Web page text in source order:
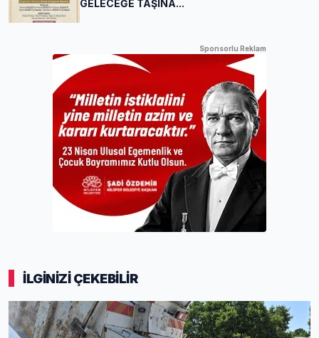
GELECEĞE TAŞINA...
Sponsorlu Reklam
İLGİNİZİ ÇEKEBİLİR